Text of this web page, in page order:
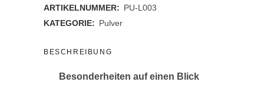
Fit
ARTIKELNUMMER: PU-L003
KATEGORIE: Pulver
BESCHREIBUNG
Besonderheiten auf einen Blick